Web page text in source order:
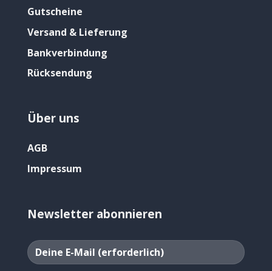
Gutscheine
Versand & Lieferung
Bankverbindung
Rücksendung
Über uns
AGB
Impressum
Newsletter abonnieren